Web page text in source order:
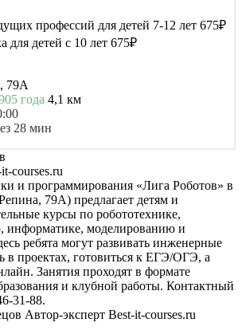
профессий для детей 7-12 лет 675₽
для детей с 10 лет 675₽
79А
года 4,1 км
28 мин
courses.ru
и программирования «Лига Роботов» в
79А) предлагает детям и
курсы по робототехнике,
информатике, моделированию и
ребята могут развивать инженерные
в проектах, готовиться к ЕГЭ/ОГЭ, а
Занятия проходят в формате
и клубной работы. Контактный
31-88.
Автор-эксперт Best-it-courses.ru